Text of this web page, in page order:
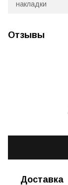
накладки
Отзывы
Доставка